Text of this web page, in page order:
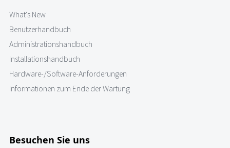
What's New
Benutzerhandbuch
Administrationshandbuch
Installationshandbuch
Hardware-/Software-Anforderungen
Informationen zum Ende der Wartung
Besuchen Sie uns